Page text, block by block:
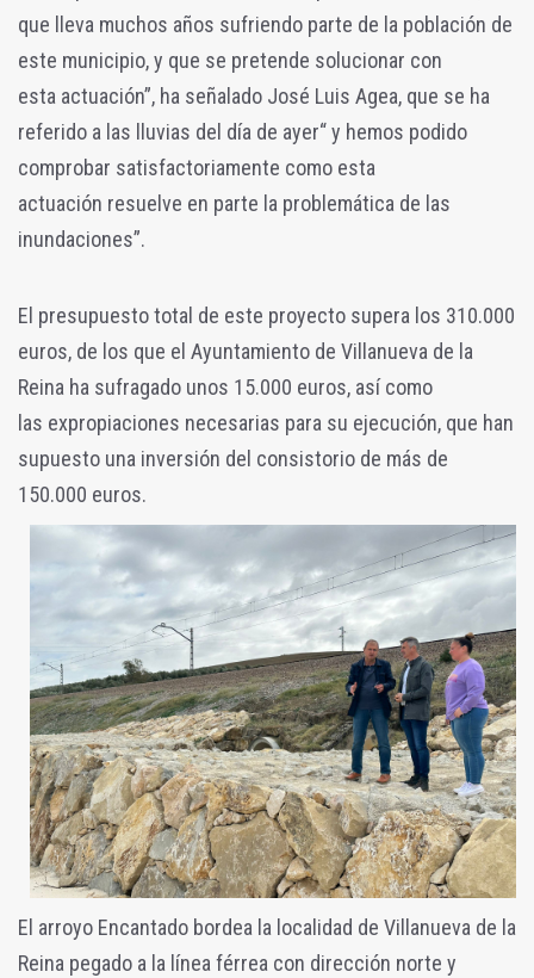
que lleva muchos años sufriendo parte de la población de
este municipio, y que se pretende solucionar con
esta actuación”, ha señalado José Luis Agea, que se ha
referido a las lluvias del día de ayer“ y hemos podido
comprobar satisfactoriamente como esta
actuación resuelve en parte la problemática de las
inundaciones”.
El presupuesto total de este proyecto supera los 310.000
euros, de los que el Ayuntamiento de Villanueva de la
Reina ha sufragado unos 15.000 euros, así como
las expropiaciones necesarias para su ejecución, que han
supuesto una inversión del consistorio de más de
150.000 euros.
El arroyo Encantado bordea la localidad de Villanueva de la
Reina pegado a la línea férrea con dirección norte y